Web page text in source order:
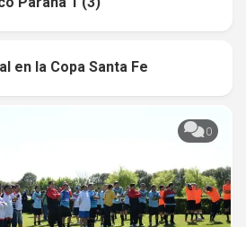
en la Copa Santa Fe
0